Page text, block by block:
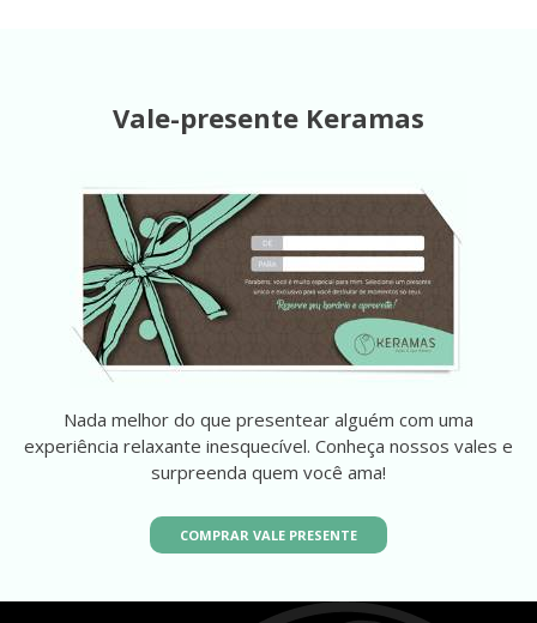
Vale-presente Keramas
Nada melhor do que presentear alguém com uma
experiência relaxante inesquecível. Conheça nossos vales e
surpreenda quem você ama!
COMPRAR VALE PRESENTE